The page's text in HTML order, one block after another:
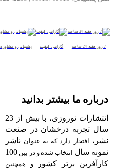
گارانتی کیفیت پشتیبانی و مشاوره رایگان
درباره ما بیشتر بدانید
انتشارات نوروزی، با بیش از 23
سال تجربه درخشان در صنعت
نشر،افتخار دارد که به عنوانناشر
نمونه سالانتخاب شده و در بین 100
کارآفرین برتر کشور
و همچنین